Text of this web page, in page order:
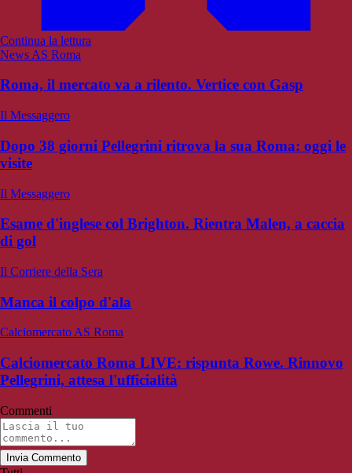
Continua la lettura
News AS Roma
Roma, il mercato va a rilento. Vertice con Gasp
Il Messaggero
Dopo 38 giorni Pellegrini ritrova la sua Roma: oggi le
visite
Il Messaggero
Esame d'inglese col Brighton. Rientra Malen, a caccia
di gol
Il Corriere della Sera
Manca il colpo d'ala
Calciomercato AS Roma
Calciomercato Roma LIVE: rispunta Rowe. Rinnovo
Pellegrini, attesa l'ufficialità
Commenti
Invia Commento